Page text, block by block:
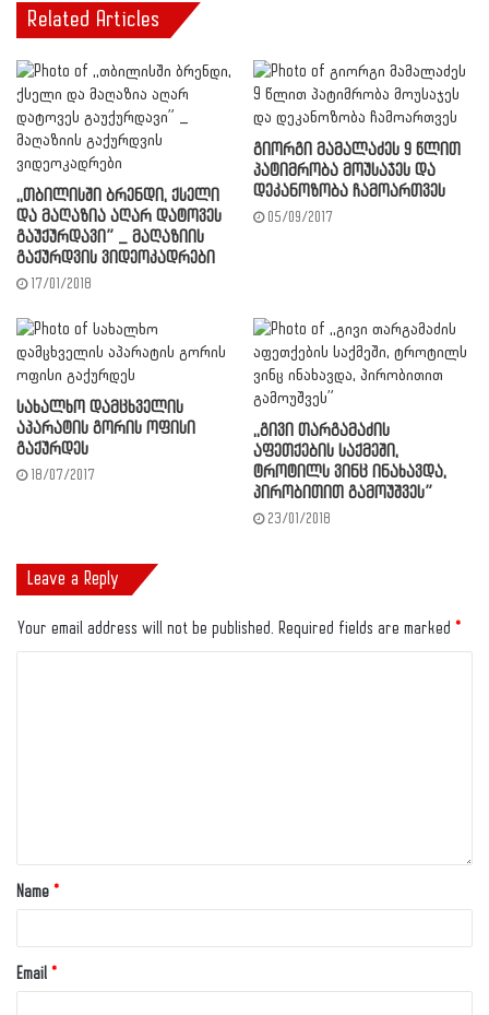
Related Articles
,,თბილისში ბრენდი, ქსელი
და მაღაზია აღარ დატოვეს
გაუქურდავი” _ მაღაზიის
გაქურდვის ვიდეოკადრები
17/01/2018
გიორგი მამალაძეს 9 წლით
პატიმრობა მოუსაჯეს და
დეკანოზობა ჩამოართვეს
05/09/2017
სახალხო დამცხველის
აპარატის გორის ოფისი
გაქურდეს
18/07/2017
,,გივი თარგამაძის
აფეთქების საქმეში,
ტროტილს ვინც ინახავდა,
პირობითით გამოუშვეს”
23/01/2018
Leave a Reply
Your email address will not be published. Required fields are marked *
Name *
Email *